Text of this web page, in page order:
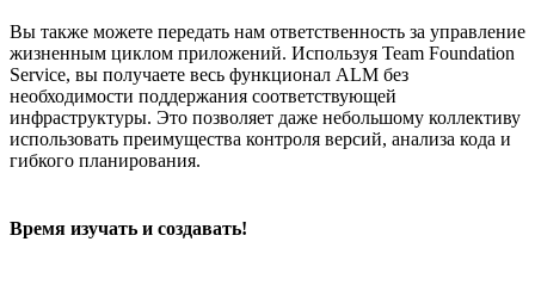
Вы также можете передать нам ответственность за управление
жизненным циклом приложений. Используя Team Foundation
Service, вы получаете весь функционал ALM без
необходимости поддержания соответствующей
инфраструктуры. Это позволяет даже небольшому коллективу
использовать преимущества контроля версий, анализа кода и
гибкого планирования.
Время изучать и создавать!